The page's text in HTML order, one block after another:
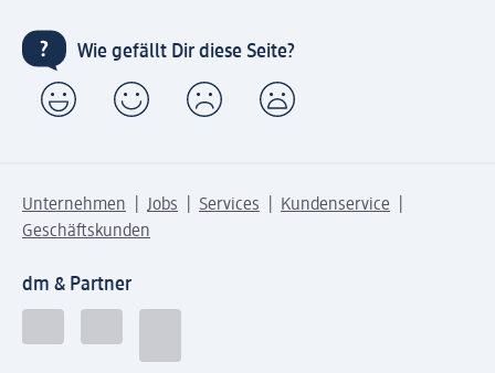
Wie gefällt Dir diese Seite?
Unternehmen Jobs Services
Kundenservice
Geschäftskunden
dm & Partner